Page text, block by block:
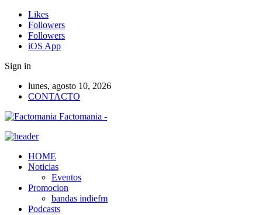
Likes
Followers
Followers
iOS App
Sign in
lunes, agosto 10, 2026
CONTACTO
Factomania -
HOME
Noticias
Eventos
Promocion
bandas indiefm
Podcasts